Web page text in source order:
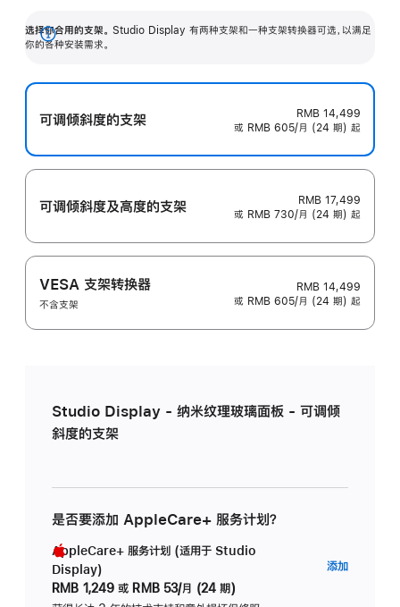
选择你合用的支架。 Studio Display 有两种支架和一种支架转换器可选，以满足
你的各种安装需求。
展
可调倾斜度的支架
RMB 14,499
或 RMB 605/月 (24 期) 起
可调倾斜度及高‍度的支‍架
RMB 17,499
或 RMB 730/月 (24 期) 起
VESA 支架转换器
不含支架
RMB 14,499
或 RMB 605/月 (24 期) 起
Studio Display - 纳米纹理玻璃面板 - 可调倾
斜度的支架
是否要添加 AppleCare+ 服务计划？
AppleCare+ 服务计划 (适用于 Studio
Display)
RMB 1,249 或 RMB 53/月 (24 期)
添加